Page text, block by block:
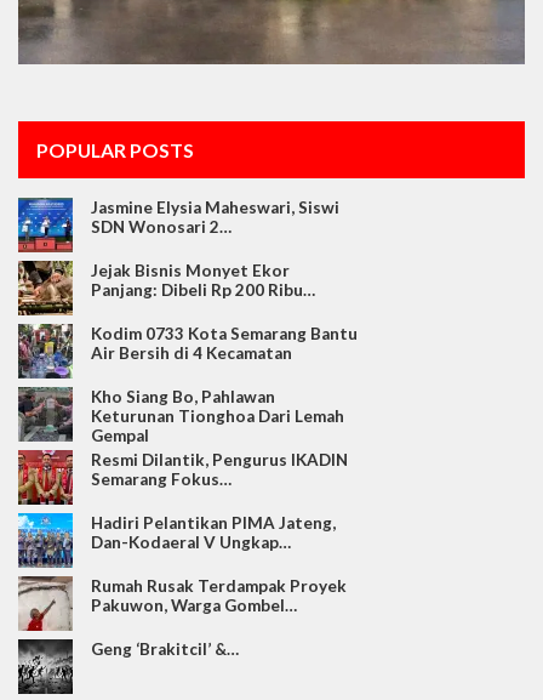
POPULAR POSTS
Jasmine Elysia Maheswari, Siswi
SDN Wonosari 2…
Jejak Bisnis Monyet Ekor
Panjang: Dibeli Rp 200 Ribu…
Kodim 0733 Kota Semarang Bantu
Air Bersih di 4 Kecamatan
Kho Siang Bo, Pahlawan
Keturunan Tionghoa Dari Lemah
Gempal
Resmi Dilantik, Pengurus IKADIN
Semarang Fokus…
Hadiri Pelantikan PIMA Jateng,
Dan-Kodaeral V Ungkap…
Rumah Rusak Terdampak Proyek
Pakuwon, Warga Gombel…
Geng ‘Brakitcil’ &…